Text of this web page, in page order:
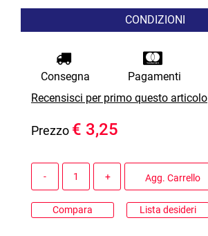
CONDIZIONI
Consegna Pagamenti
Recensisci per primo questo articolo
Prezzo € 3,25
Agg. Carrello
Compara Lista desideri